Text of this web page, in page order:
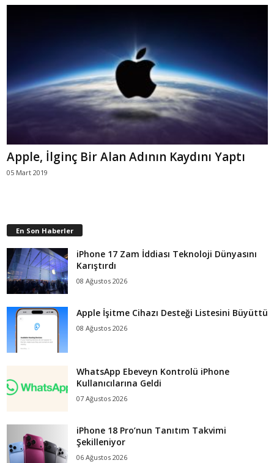
Apple, İlginç Bir Alan Adının Kaydını Yaptı
05 Mart 2019
En Son Haberler
iPhone 17 Zam İddiası Teknoloji Dünyasını
Karıştırdı
08 Ağustos 2026
Apple İşitme Cihazı Desteği Listesini Büyüttü
08 Ağustos 2026
WhatsApp Ebeveyn Kontrolü iPhone
Kullanıcılarına Geldi
07 Ağustos 2026
iPhone 18 Pro’nun Tanıtım Takvimi
Şekilleniyor
06 Ağustos 2026